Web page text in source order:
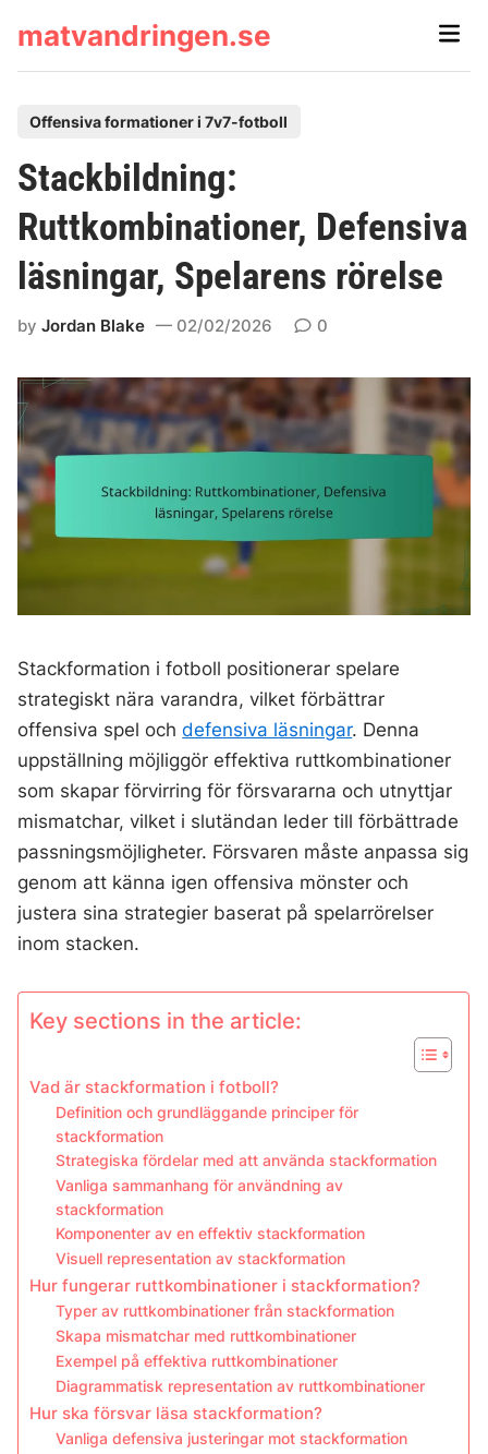
matvandringen.se
Main
s
t
e
d
n
Offensiva formationer i 7v7-fotboll
Stackbildning:
Ruttkombinationer, Defensiva
läsningar, Spelarens rörelse
byJordan Blake 02/02/2026 0
Stackformation i fotboll positionerar spelare
strategiskt nära varandra, vilket förbättrar
offensiva spel ochdefensiva läsningar. Denna
uppställning möjliggör effektiva ruttkombinationer
som skapar förvirring för försvararna och utnyttjar
mismatchar, vilket i slutändan leder till förbättrade
passningsmöjligheter. Försvaren måste anpassa sig
genom att känna igen offensiva mönster och
justera sina strategier baserat på spelarrörelser
inom stacken.
Key sections in the article:
Vad är stackformation i fotboll?
Definition och grundläggande principer för
stackformation
Strategiska fördelar med att använda stackformation
Vanliga sammanhang för användning av
stackformation
Komponenter av en effektiv stackformation
Visuell representation av stackformation
Hur fungerar ruttkombinationer i stackformation?
Typer av ruttkombinationer från stackformation
Skapa mismatchar med ruttkombinationer
Exempel på effektiva ruttkombinationer
Diagrammatisk representation av ruttkombinationer
Hur ska försvar läsa stackformation?
Vanliga defensiva justeringar mot stackformation